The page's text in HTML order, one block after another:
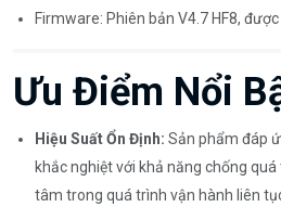
Firmware: Phiên bản V4.7 HF8, được
Ưu Điểm Nổi
Hiệu Suất Ổn Định: Sản phẩm đáp
khắc nghiệt với khả năng chống
tâm trong quá trình vận hành liên